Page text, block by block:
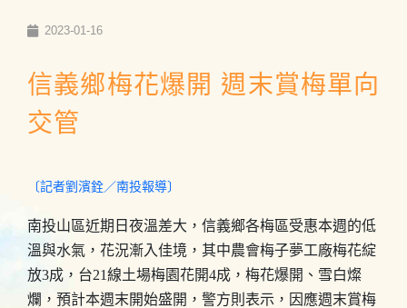
2023-01-16
信義鄉梅花爆開 週末賞梅單向
交管
〔記者劉濱銓／南投報導〕
南投山區近期日夜溫差大，信義鄉各梅區受惠本週的低
溫與水氣，花況漸入佳境，其中農會梅子夢工廠梅花綻
放3成，台21線土場梅園花開4成，梅花爆開、雪白燦
爛，預計本週末開始盛開，警方則表示，因應週末賞梅